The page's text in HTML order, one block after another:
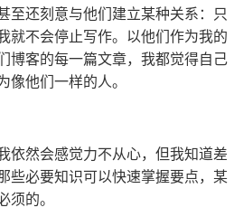
至还刻意与他们建立某种关系：只
就不会停止写作。以他们作为我的
博客的每一篇文章，我都觉得自己
像他们一样的人。
依然会感觉力不从心，但我知道差
些必要知识可以快速掌握要点，某
须的。